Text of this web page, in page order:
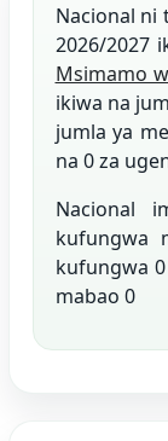
Nacional ni
2026/2027
Msimamo
ikiwa na
jumla ya
na 0 za
Nacional
kufungwa
kufungwa
mabao 0